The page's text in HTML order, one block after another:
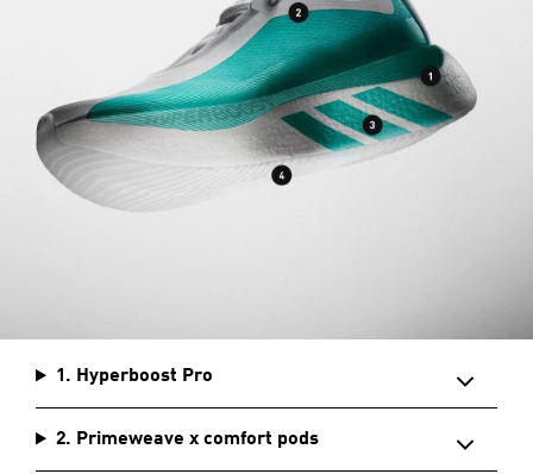
1. Hyperboost Pro
2. Primeweave x comfort pods